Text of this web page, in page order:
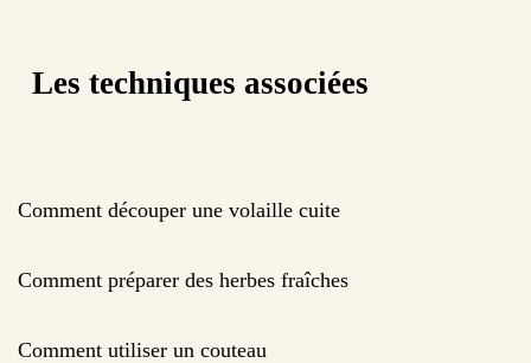
Les techniques associées
Comment découper une volaille cuite
Comment préparer des herbes fraîches
Comment utiliser un couteau